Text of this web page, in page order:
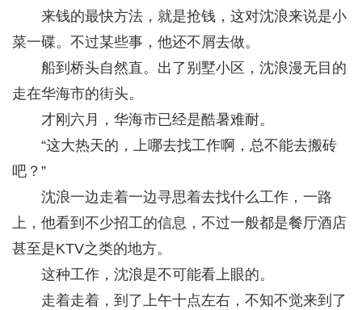
来钱的最快方法，就是抢钱，这对沈浪来说是小
菜一碟。不过某些事，他还不屑去做。
船到桥头自然直。出了别墅小区，沈浪漫无目的
走在华海市的街头。
才刚六月，华海市已经是酷暑难耐。
“这大热天的，上哪去找工作啊，总不能去搬砖
吧？”
沈浪一边走着一边寻思着去找什么工作，一路
上，他看到不少招工的信息，不过一般都是餐厅酒店
甚至是KTV之类的地方。
这种工作，沈浪是不可能看上眼的。
走着走着，到了上午十点左右，不知不觉来到了